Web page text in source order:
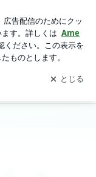
を受け取りまし
開く